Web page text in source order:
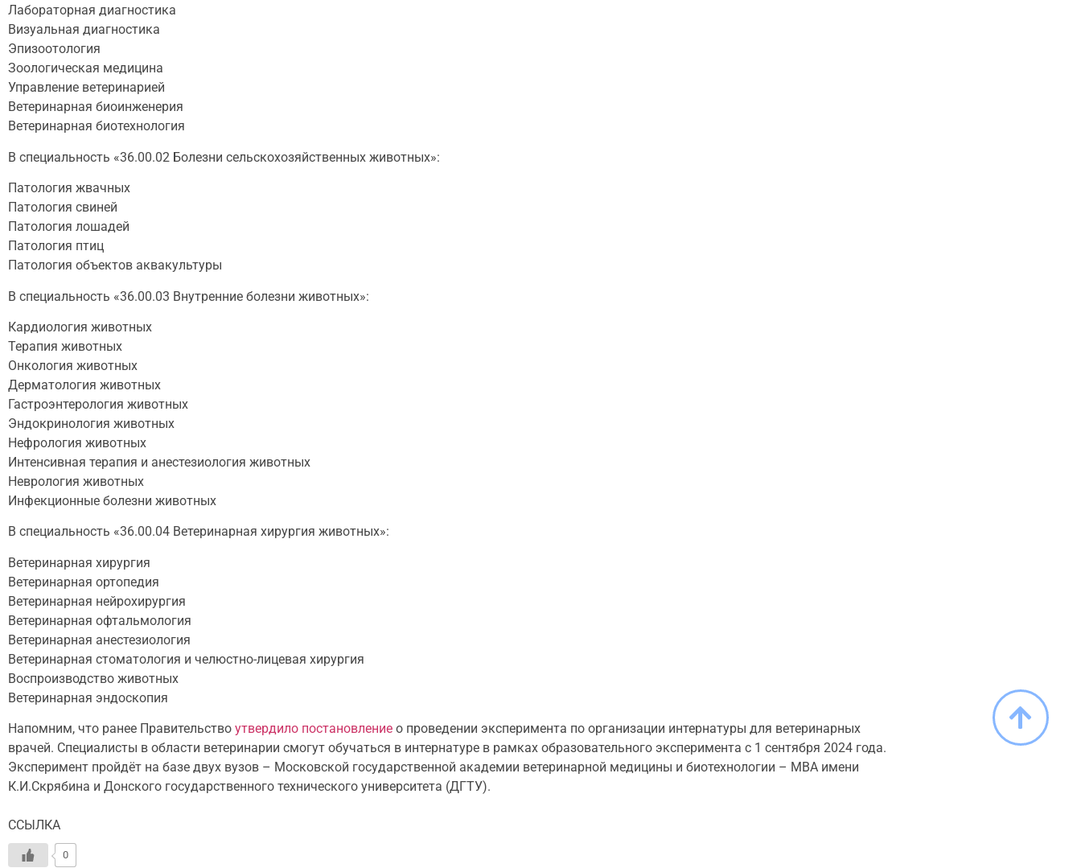
Лабораторная диагностика
Визуальная диагностика
Эпизоотология
Зоологическая медицина
Управление ветеринарией
Ветеринарная биоинженерия
Ветеринарная биотехнология
В специальность «36.00.02 Болезни сельскохозяйственных животных»:
Патология жвачных
Патология свиней
Патология лошадей
Патология птиц
Патология объектов аквакультуры
В специальность «36.00.03 Внутренние болезни животных»:
Кардиология животных
Терапия животных
Онкология животных
Дерматология животных
Гастроэнтерология животных
Эндокринология животных
Нефрология животных
Интенсивная терапия и анестезиология животных
Неврология животных
Инфекционные болезни животных
В специальность «36.00.04 Ветеринарная хирургия животных»:
Ветеринарная хирургия
Ветеринарная ортопедия
Ветеринарная нейрохирургия
Ветеринарная офтальмология
Ветеринарная анестезиология
Ветеринарная стоматология и челюстно-лицевая хирургия
Воспроизводство животных
Ветеринарная эндоскопия
Напомним, что ранее Правительство утвердило постановление о проведении эксперимента по организации интернатуры для ветеринарных
врачей. Специалисты в области ветеринарии смогут обучаться в интернатуре в рамках образовательного эксперимента с 1 сентября 2024 года.
Эксперимент пройдёт на базе двух вузов – Московской государственной академии ветеринарной медицины и биотехнологии – МВА имени
К.И.Скрябина и Донского государственного технического университета (ДГТУ).
ССЫЛКА
0